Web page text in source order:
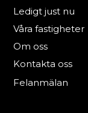
Ledigt just nu
Våra fastigheter
Om oss
Kontakta oss
Felanmälan